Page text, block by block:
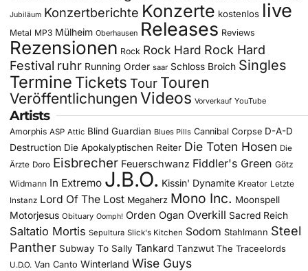
Jubiläum Konzertberichte Konzerte kostenlos live
Metal MP3 Mülheim Oberhausen Releases Reviews
Rezensionen Rock Rock Hard Rock Hard
Festival ruhr Running Order saar Schloss Broich Singles
Termine Tickets Tour Touren
Veröffentlichungen Videos Vorverkauf YouTube
Artists
Amorphis ASP Attic Blind Guardian Blues Pills Cannibal Corpse D-A-D
Destruction Die Apokalyptischen Reiter Die Toten Hosen Die
Ärzte Doro Eisbrecher Feuerschwanz Fiddler's Green Götz
Widmann In Extremo J.B.O. Kissin' Dynamite Kreator Letzte
Instanz Lord Of The Lost Megaherz Mono Inc. Moonspell
Motorjesus Obituary Oomph! Orden Ogan Overkill Sacred Reich
Saltatio Mortis Sepultura Slick's Kitchen Sodom Stahlmann Steel
Panther Subway To Sally Tankard Tanzwut The Traceelords
U.D.O. Van Canto Winterland Wise Guys